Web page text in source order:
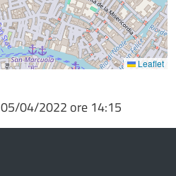
Leaflet
05/04/2022 ore 14:15